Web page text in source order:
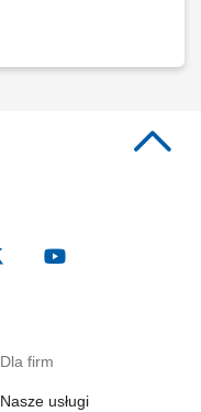
Dla firm
Nasze usługi